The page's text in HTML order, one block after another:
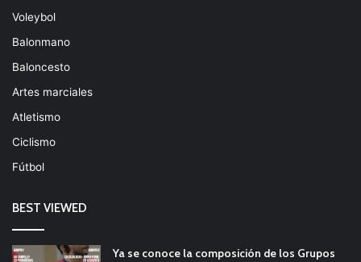
Voleybol
Balonmano
Baloncesto
Artes marciales
Atletismo
Ciclismo
Fútbol
BEST VIEWED
Ya se conoce la composición de los Grupos